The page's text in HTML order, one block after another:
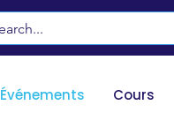
Événements Cours